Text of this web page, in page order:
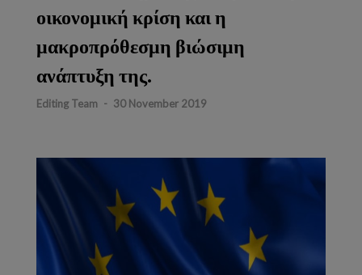
οικονομική κρίση και η
μακροπρόθεσμη βιώσιμη
ανάπτυξη της.
Editing Team - 30 November 2019